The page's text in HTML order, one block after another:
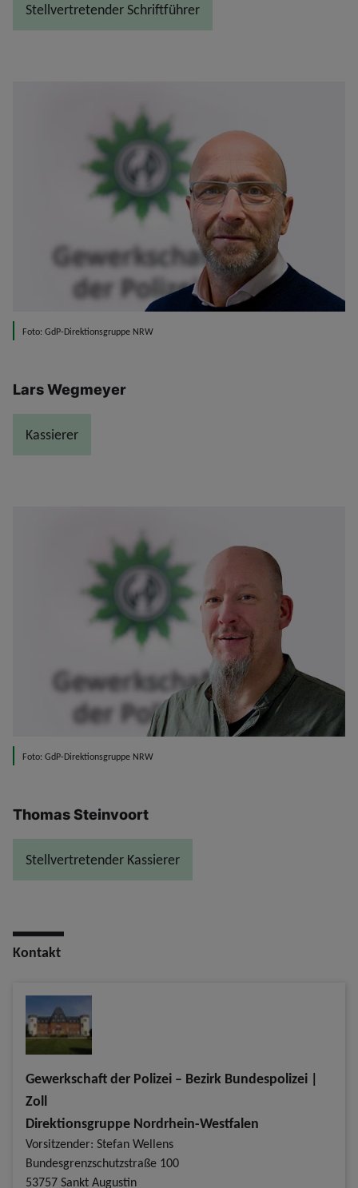
Stellvertretender Schriftführer
Foto: GdP-Direktionsgruppe NRW
Lars Wegmeyer
Kassierer
Foto: GdP-Direktionsgruppe NRW
Thomas Steinvoort
Stellvertretender Kassierer
Kontakt
Gewerkschaft der Polizei – Bezirk Bundespolizei |
Zoll
Direktionsgruppe Nordrhein-Westfalen
Vorsitzender: Stefan Wellens
Bundesgrenzschutzstraße 100
53757 Sankt Augustin